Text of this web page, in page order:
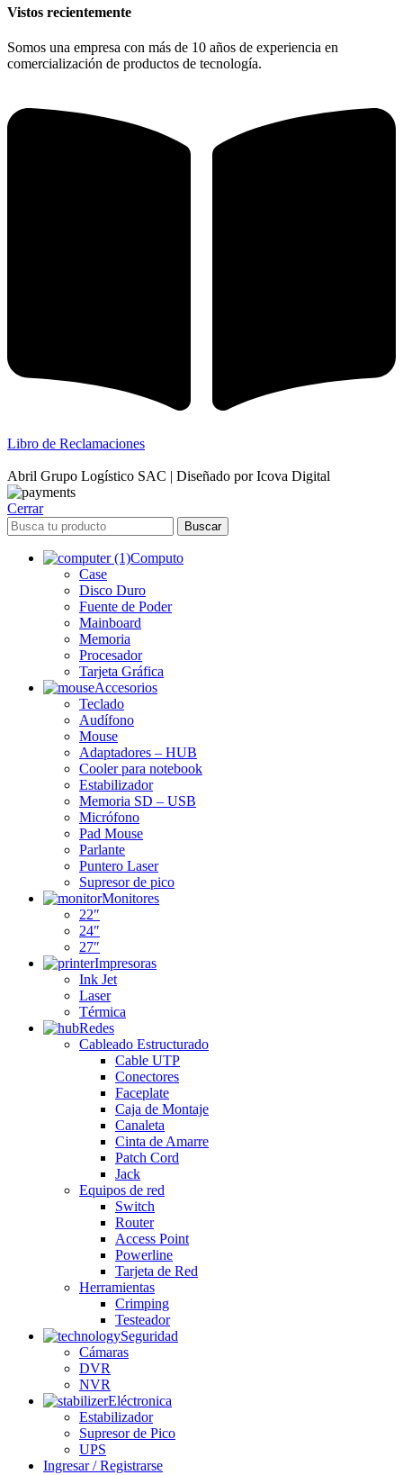
Vistos recientemente
Somos una empresa con más de 10 años de experiencia en
comercialización de productos de tecnología.
Libro de Reclamaciones
Abril Grupo Logístico SAC | Diseñado por Icova Digital
Cerrar
Buscar
Computo
Case
Disco Duro
Fuente de Poder
Mainboard
Memoria
Procesador
Tarjeta Gráfica
Accesorios
Teclado
Audífono
Mouse
Adaptadores – HUB
Cooler para notebook
Estabilizador
Memoria SD – USB
Micrófono
Pad Mouse
Parlante
Puntero Laser
Supresor de pico
Monitores
22″
24″
27″
Impresoras
Ink Jet
Laser
Térmica
Redes
Cableado Estructurado
Cable UTP
Conectores
Faceplate
Caja de Montaje
Canaleta
Cinta de Amarre
Patch Cord
Jack
Equipos de red
Switch
Router
Access Point
Powerline
Tarjeta de Red
Herramientas
Crimping
Testeador
Seguridad
Cámaras
DVR
NVR
Eléctronica
Estabilizador
Supresor de Pico
UPS
Ingresar / Registrarse